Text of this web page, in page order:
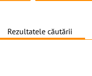
Rezultatele căutării